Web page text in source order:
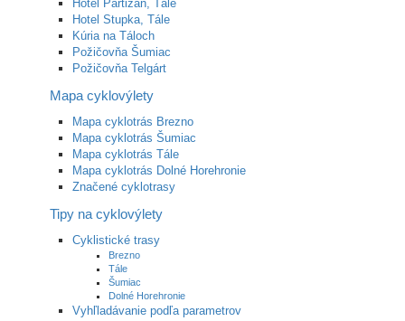
Hotel Partizán, Tále
Hotel Stupka, Tále
Kúria na Táloch
Požičovňa Šumiac
Požičovňa Telgárt
Mapa cyklovýlety
Mapa cyklotrás Brezno
Mapa cyklotrás Šumiac
Mapa cyklotrás Tále
Mapa cyklotrás Dolné Horehronie
Značené cyklotrasy
Tipy na cyklovýlety
Cyklistické trasy
Brezno
Tále
Šumiac
Dolné Horehronie
Vyhľladávanie podľa parametrov